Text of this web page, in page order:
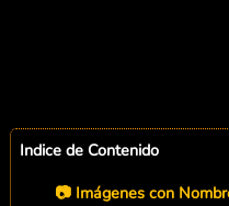
Indice de Contenido
📷 Imágenes con